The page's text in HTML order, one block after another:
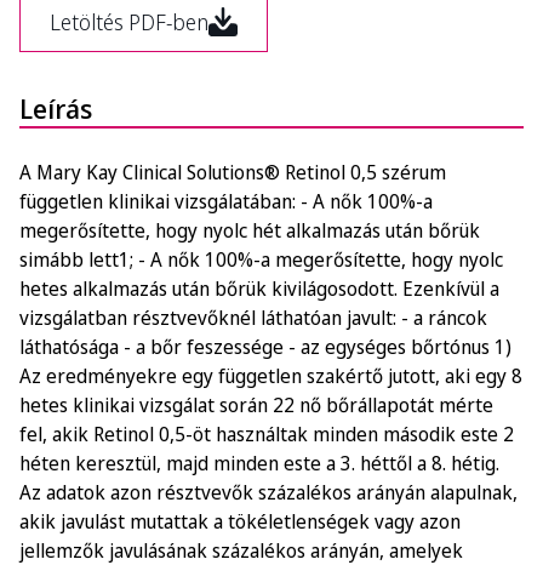
Letöltés PDF-ben
Leírás
A Mary Kay Clinical Solutions® Retinol 0,5 szérum
független klinikai vizsgálatában: - A nők 100%-a
megerősítette, hogy nyolc hét alkalmazás után bőrük
simább lett1; - A nők 100%-a megerősítette, hogy nyolc
hetes alkalmazás után bőrük kivilágosodott. Ezenkívül a
vizsgálatban résztvevőknél láthatóan javult: - a ráncok
láthatósága - a bőr feszessége - az egységes bőrtónus 1)
Az eredményekre egy független szakértő jutott, aki egy 8
hetes klinikai vizsgálat során 22 nő bőrállapotát mérte
fel, akik Retinol 0,5-öt használtak minden második este 2
héten keresztül, majd minden este a 3. héttől a 8. hétig.
Az adatok azon résztvevők százalékos arányán alapulnak,
akik javulást mutattak a tökéletlenségek vagy azon
jellemzők javulásának százalékos arányán, amelyek